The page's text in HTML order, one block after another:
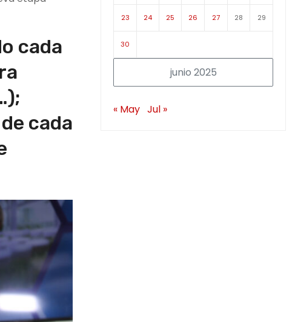
cada
cada
junio 2025
23 24 25 26 27 28 29
30
« May Jul »